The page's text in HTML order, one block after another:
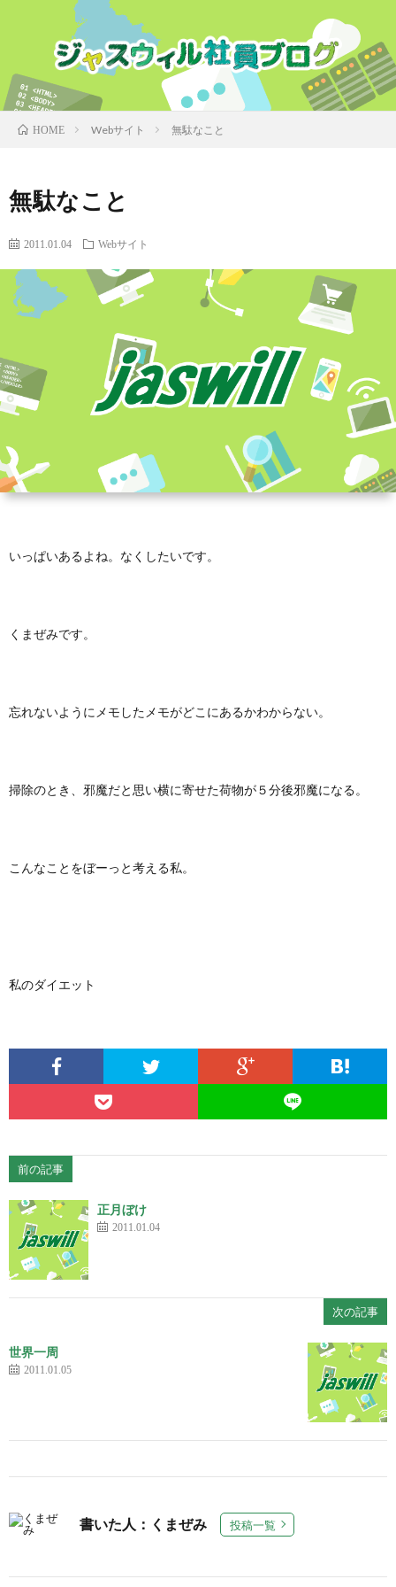
HOME Webサイト 無駄なこと
無駄なこと
2011.01.04 Webサイト
いっぱいあるよね。なくしたいです。
くまぜみです。
忘れないようにメモしたメモがどこにあるかわからない。
掃除のとき、邪魔だと思い横に寄せた荷物が５分後邪魔になる。
こんなことをぼーっと考える私。
私のダイエット
前の記事
正月ぼけ
2011.01.04
次の記事
世界一周
2011.01.05
書いた人：くまぜみ 投稿一覧